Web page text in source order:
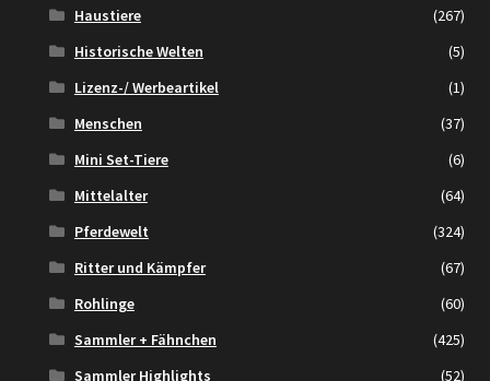
Haustiere
(267)
Historische Welten
(5)
Lizenz-/ Werbeartikel
(1)
Menschen
(37)
Mini Set-Tiere
(6)
Mittelalter
(64)
Pferdewelt
(324)
Ritter und Kämpfer
(67)
Rohlinge
(60)
Sammler + Fähnchen
(425)
Sammler Highlights
(52)